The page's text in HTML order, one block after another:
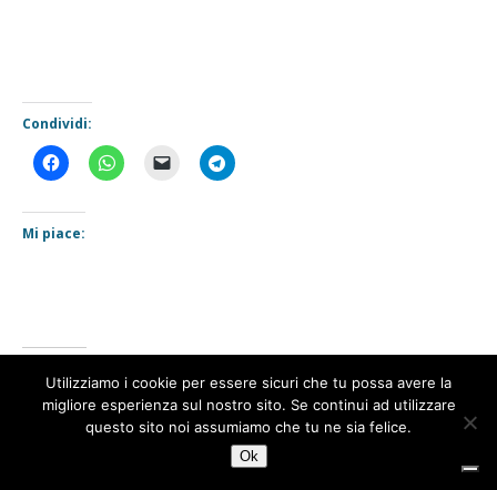
Condividi:
Mi piace:
Utilizziamo i cookie per essere sicuri che tu possa avere la
migliore esperienza sul nostro sito. Se continui ad utilizzare
questo sito noi assumiamo che tu ne sia felice.
Ok